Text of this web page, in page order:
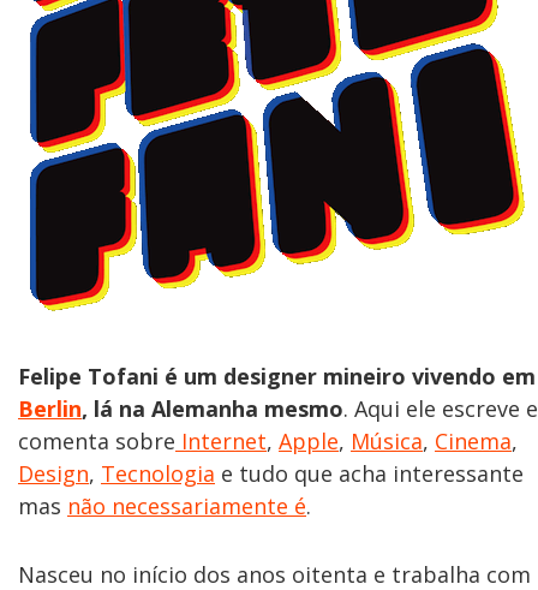
Felipe Tofani é um designer mineiro vivendo em
Berlin, lá na Alemanha mesmo. Aqui ele escreve e
comenta sobre Internet, Apple, Música, Cinema,
Design, Tecnologia e tudo que acha interessante
mas não necessariamente é.
Nasceu no início dos anos oitenta e trabalha com